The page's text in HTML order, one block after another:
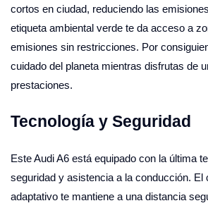
cortos en ciudad, reduciendo las
etiqueta ambiental verde te da acceso a
emisiones sin restricciones. Por
cuidado del planeta mientras disfrutas de
prestaciones.
Tecnología y Seguridad
Este Audi A6 está equipado con la última
seguridad y asistencia a la conducción. El
adaptativo te mantiene a una distancia